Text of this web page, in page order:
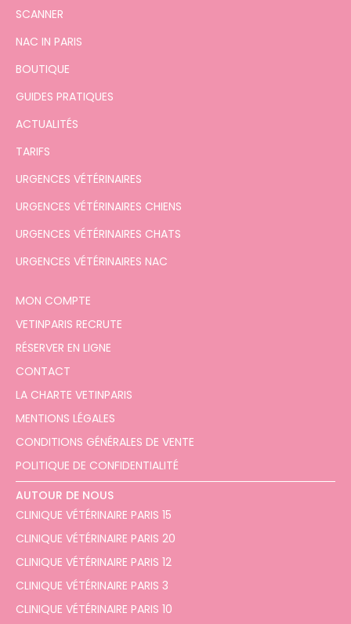
SCANNER
NAC IN PARIS
BOUTIQUE
GUIDES PRATIQUES
ACTUALITÉS
TARIFS
URGENCES VÉTÉRINAIRES
URGENCES VÉTÉRINAIRES CHIENS
URGENCES VÉTÉRINAIRES CHATS
URGENCES VÉTÉRINAIRES NAC
MON COMPTE
VETINPARIS RECRUTE
RÉSERVER EN LIGNE
CONTACT
LA CHARTE VETINPARIS
MENTIONS LÉGALES
CONDITIONS GÉNÉRALES DE VENTE
POLITIQUE DE CONFIDENTIALITÉ
AUTOUR DE NOUS
CLINIQUE VÉTÉRINAIRE PARIS 15
CLINIQUE VÉTÉRINAIRE PARIS 20
CLINIQUE VÉTÉRINAIRE PARIS 12
CLINIQUE VÉTÉRINAIRE PARIS 3
CLINIQUE VÉTÉRINAIRE PARIS 10